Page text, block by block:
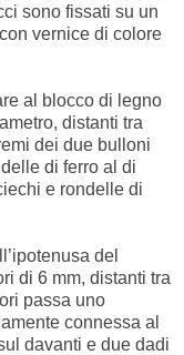
sono fissati su un
vernice di colore
al blocco di legno
distanti tra
dei due bulloni
di ferro al di
e rondelle di
del
di 6 mm, distanti tra
passa uno
connessa al
davanti e due dadi